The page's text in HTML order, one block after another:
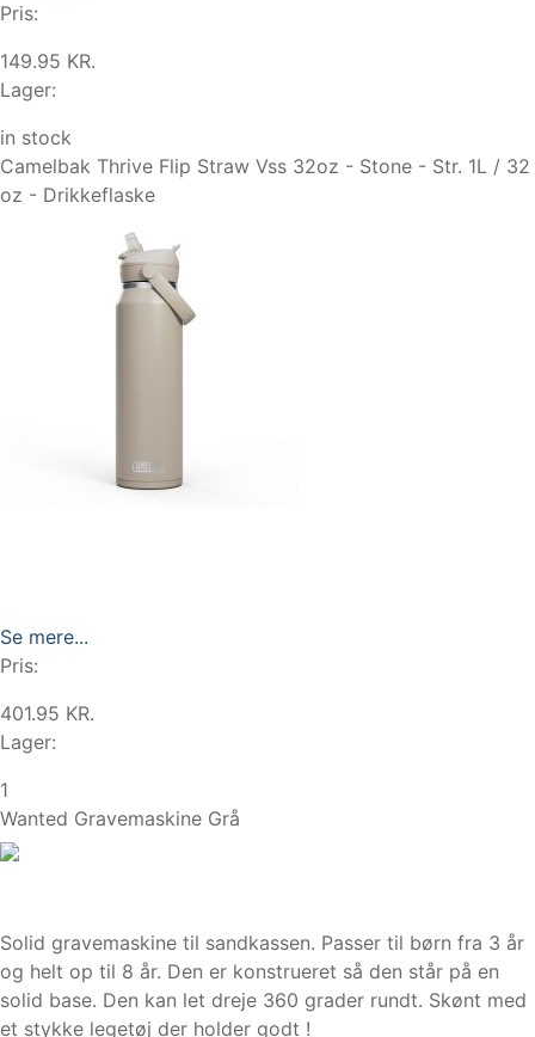
Pris:
149.95 KR.
Lager:
in stock
Camelbak Thrive Flip Straw Vss 32oz - Stone - Str. 1L / 32
oz - Drikkeflaske
Se mere...
Pris:
401.95 KR.
Lager:
1
Wanted Gravemaskine Grå
Solid gravemaskine til sandkassen. Passer til børn fra 3 år
og helt op til 8 år. Den er konstrueret så den står på en
solid base. Den kan let dreje 360 grader rundt. Skønt med
et stykke legetøj der holder godt !